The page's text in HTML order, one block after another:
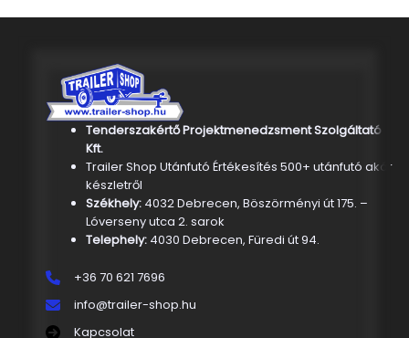
Tenderszakértő Projektmenedzsment Szolgáltató
Kft.
Trailer Shop Utánfutó Értékesítés 500+ utánfutó akár
készletről
Székhely: 4032 Debrecen, Böszörményi út 175. –
Lóverseny utca 2. sarok
Telephely:4030 Debrecen, Füredi út 94.
+36 70 621 7696
info@trailer-shop.hu
Kapcsolat